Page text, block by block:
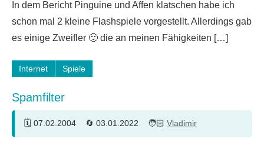
Kommentar
In dem Bericht Pinguine und Affen klatschen habe ich
schon mal 2 kleine Flashspiele vorgestellt. Allerdings gab
es einige Zweifler 🙂 die an meinen Fähigkeiten […]
Internet Spiele
Spamfilter
07.02.2004 03.01.2022 Vladimir